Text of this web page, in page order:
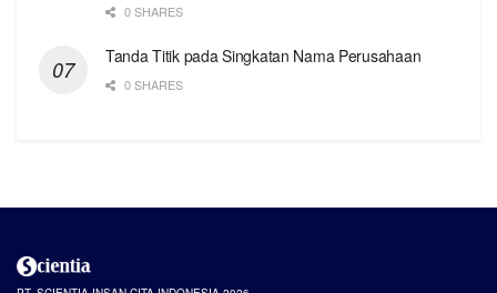
0 SHARES
Tanda Titik pada Singkatan Nama Perusahaan
0 SHARES